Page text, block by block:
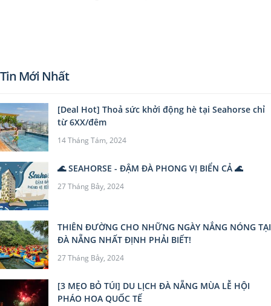
Tin Mới Nhất
[Deal Hot] Thoả sức khởi động hè tại Seahorse chỉ
từ 6XX/đêm
14 Tháng Tám, 2024
🌊 SEAHORSE - ĐẬM ĐÀ PHONG VỊ BIỂN CẢ 🌊
27 Tháng Bảy, 2024
THIÊN ĐƯỜNG CHO NHỮNG NGÀY NẮNG NÓNG TẠI
ĐÀ NẴNG NHẤT ĐỊNH PHẢI BIẾT!
27 Tháng Bảy, 2024
[3 MẸO BỎ TÚI] DU LỊCH ĐÀ NẴNG MÙA LỄ HỘI
PHÁO HOA QUỐC TẾ